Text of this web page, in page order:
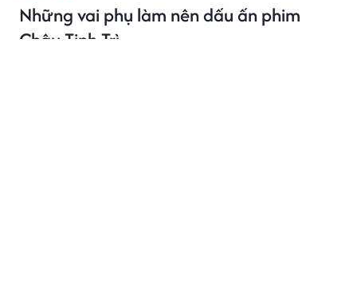
Những vai phụ làm nên dấu ấn phim
Châu Tinh Trì